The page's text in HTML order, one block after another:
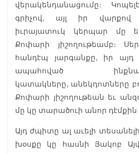
վերակենդանացումը։
գրիչով, այլ իր վարքով
իւրայատուկ կերպար մը
Քոփարի յիշողութեամբ։
հանդէպ յարգանքը, իր այդ
ապահոված
կատակները, անեկդոտները
Քոփարի յիշողութեան եւ
մը կը տարածուի անոր դէմքին
Այդ ժպիտը ալ աւելի
խօսքը կը հասնի Յակոբ